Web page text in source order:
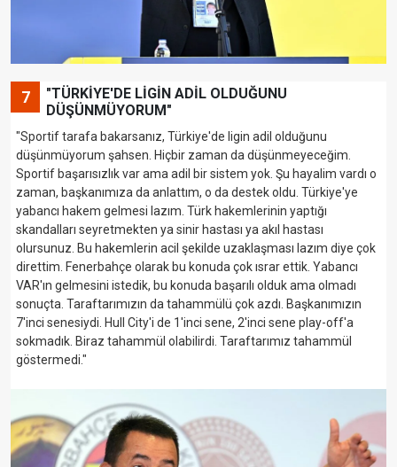
7
"TÜRKİYE'DE LİGİN ADİL OLDUĞUNU
DÜŞÜNMÜYORUM"
"Sportif tarafa bakarsanız, Türkiye'de ligin adil olduğunu
düşünmüyorum şahsen. Hiçbir zaman da düşünmeyeceğim.
Sportif başarısızlık var ama adil bir sistem yok. Şu hayalim vardı o
zaman, başkanımıza da anlattım, o da destek oldu. Türkiye'ye
yabancı hakem gelmesi lazım. Türk hakemlerinin yaptığı
skandalları seyretmekten ya sinir hastası ya akıl hastası
olursunuz. Bu hakemlerin acil şekilde uzaklaşması lazım diye çok
direttim. Fenerbahçe olarak bu konuda çok ısrar ettik. Yabancı
VAR'ın gelmesini istedik, bu konuda başarılı olduk ama olmadı
sonuçta. Taraftarımızın da tahammülü çok azdı. Başkanımızın
7'inci senesiydi. Hull City'i de 1'inci sene, 2'inci sene play-off'a
sokmadık. Biraz tahammül olabilirdi. Taraftarımız tahammül
göstermedi."